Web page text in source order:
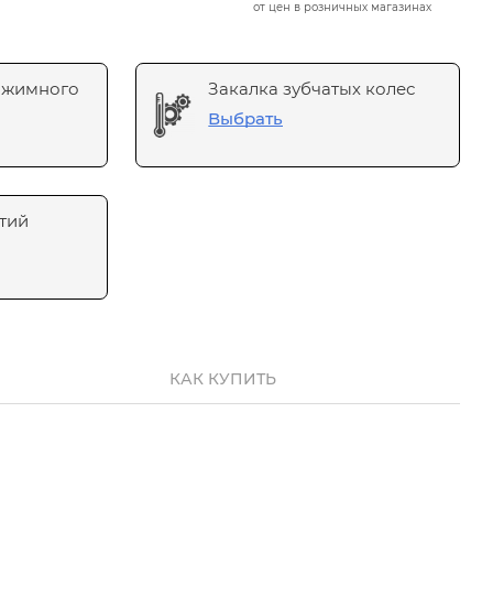
от цен в розничных магазинах
Закалка зубчатых колес
Выбрать
КАК КУПИТЬ